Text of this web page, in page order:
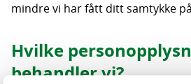
mindre vi har fått ditt samtykke
Hvilke
behandler vi?